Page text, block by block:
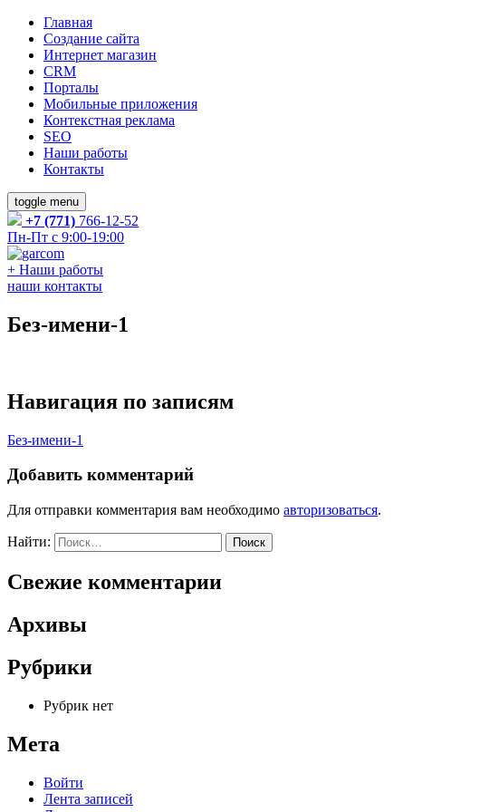
Главная
Создание сайта
Интернет магазин
CRM
Порталы
Мобильные приложения
Контекстная реклама
SEO
Наши работы
Контакты
toggle menu
+7 (771) 766-12-52
Пн-Пт с 9:00-19:00
+ Наши работы
наши контакты
Без-имени-1
Навигация по записям
Без-имени-1
Добавить комментарий
Для отправки комментария вам необходимо авторизоваться.
Найти:
Свежие комментарии
Архивы
Рубрики
Рубрик нет
Мета
Войти
Лента записей